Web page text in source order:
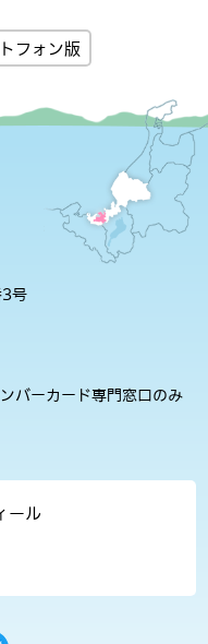
フォン版
号
バーカード専門窓口のみ
ール